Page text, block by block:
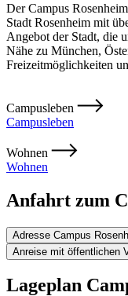
Der Campus
Stadt Rosenheim mit
Angebot der Stadt, die
Nähe zu München,
Freizeitmöglichkeiten
Campusleben
Campusleben
Wohnen
Wohnen
Anfahrt zum
Adresse Campus
Anreise mit öffentlichen
Lageplan